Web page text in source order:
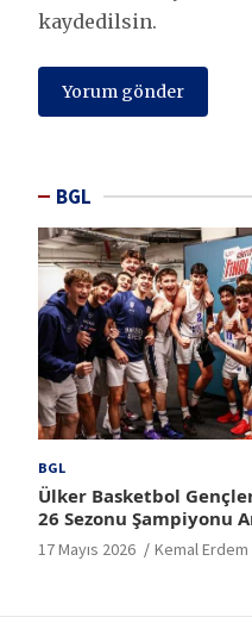
kaydedilsin.
BGL
BGL
Ülker Basketbol
26 Sezonu Şampiyonu
17 Mayıs 2026 Kemal Erdem